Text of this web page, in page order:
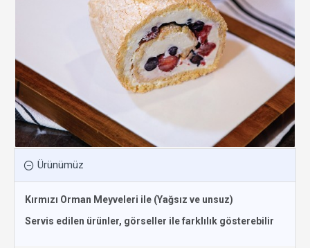
Ürünümüz
Kırmızı Orman Meyveleri ile (Yağsız ve unsuz)
Servis edilen ürünler, görseller ile farklılık gösterebilir